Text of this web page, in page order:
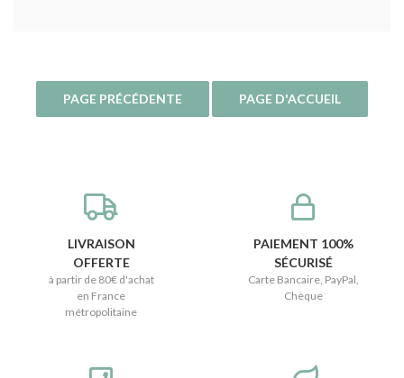
LIVRAISON
OFFERTE
à partir de 80€ d'achat
en France
métropolitaine
PAIEMENT 100%
SÉCURISÉ
Carte Bancaire, PayPal,
Chèque